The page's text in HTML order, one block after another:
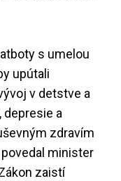
s umelou
upútali
v detstve a
a
zdravím
minister
zaistí